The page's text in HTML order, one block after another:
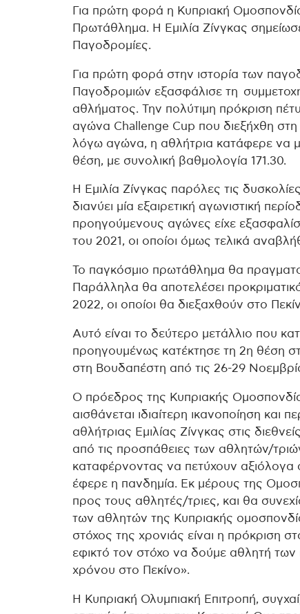
Για πρώτη φορά η Κυπριακή
Πρωτάθλημα. Η Εμιλία Ζίνγκας
Παγοδρομίες.
Για πρώτη φορά στην ιστορία των
Παγοδρομιών εξασφάλισε τη
αθλήματος. Την πολύτιμη πρόκριση
αγώνα Challenge Cup που διεξήχθη
λόγω αγώνα, η αθλήτρια κατάφερε να
θέση, με συνολική βαθμολογία 171.30.
Η Εμιλία Ζίνγκας παρόλες τις
διανύει μία εξαιρετική αγωνιστική
προηγούμενους αγώνες είχε
του 2021, οι οποίοι όμως τελικά
Το παγκόσμιο πρωτάθλημα θα
Παράλληλα θα αποτελέσει
2022, οι οποίοι θα διεξαχθούν στο
Αυτό είναι το δεύτερο μετάλλιο που
προηγουμένως κατέκτησε τη 2η θέση
στη Βουδαπέστη από τις 26-29
Ο πρόεδρος της Κυπριακής
αισθάνεται ιδιαίτερη ικανοποίηση και
αθλήτριας Εμιλίας Ζίνγκας στις
από τις προσπάθειες των αθλητών/
καταφέρνοντας να πετύχουν αξιόλογα
έφερε η πανδημία. Εκ μέρους της
προς τους αθλητές/τριες, και θα
των αθλητών της Κυπριακής
στόχος της χρονιάς είναι η πρόκριση
εφικτό τον στόχο να δούμε αθλητή
χρόνου στο Πεκίνο».
Η Κυπριακή Ολυμπιακή Επιτροπή,